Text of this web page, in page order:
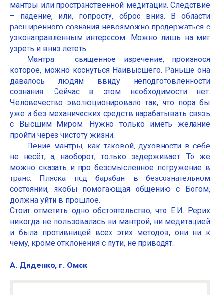
мантры или пространственной медитации. Следствие
– падение, или, попросту, сброс вниз. В области
расширенного сознания невозможно продержаться с
узконаправленным интересом. Можно лишь на миг
узреть и вниз лететь.
Мантра – священное изречение, произнося
которое, можно коснуться Наивысшего. Раньше она
давалось людям ввиду неподготовленности
сознания. Сейчас в этом необходимости нет.
Человечество эволюционировало так, что пора бы
уже и без механических средств нарабатывать связь
с Высшим Миром. Нужно только иметь желание
пройти через чистоту жизни.
Пение мантры, как таковой, духовности в себе
не несёт, а, наоборот, только задерживает. То же
можно сказать и про безсмысленное погружение в
транс. Пляска под барабан в безсознательном
состоянии, якобы помогающая общению с Богом,
должна уйти в прошлое.
Стоит отметить одно обстоятельство, что Е.И. Рерих
никогда не пользовалась ни мантрой, ни медитацией
и была противницей всех этих методов, они ни к
чему, кроме отклонения с пути, не приводят.
А. Диденко, г. Омск